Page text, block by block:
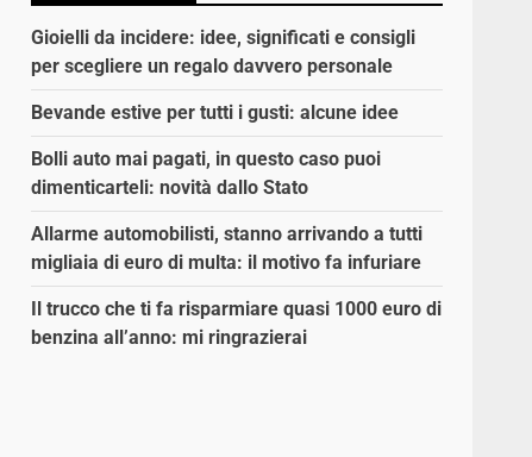
Gioielli da incidere: idee, significati e consigli
per scegliere un regalo davvero personale
Bevande estive per tutti i gusti: alcune idee
Bolli auto mai pagati, in questo caso puoi
dimenticarteli: novità dallo Stato
Allarme automobilisti, stanno arrivando a tutti
migliaia di euro di multa: il motivo fa infuriare
Il trucco che ti fa risparmiare quasi 1000 euro di
benzina all’anno: mi ringrazierai